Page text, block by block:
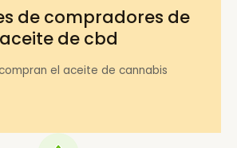
de compradores de
aceite de cbd
el aceite de cannabis